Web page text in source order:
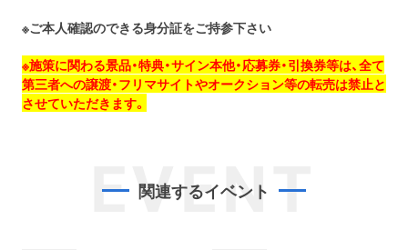
※ご本人確認のできる身分証をご持参下さい
※施策に関わる景品・特典・サイン本他・応募券・引換券等は、全て
第三者への譲渡・フリマサイトやオークション等の転売は禁止と
させていただきます。
EVENT
関連するイベント